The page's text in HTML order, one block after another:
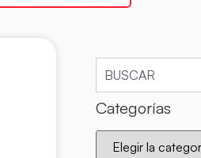
Categorías